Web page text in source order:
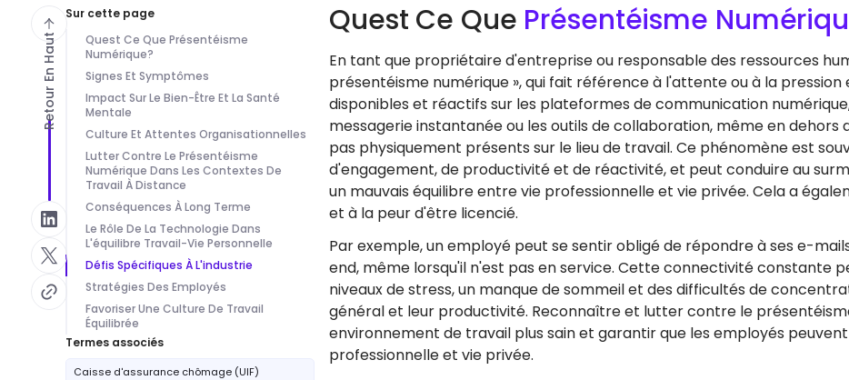
Sur cette page
Quest Ce Que Présentéisme
Numérique?
Signes Et Symptômes
Impact Sur Le Bien-Être Et La Santé
Mentale
Culture Et Attentes Organisationnelles
Lutter Contre Le Présentéisme
Numérique Dans Les Contextes De
Travail À Distance
Conséquences À Long Terme
Le Rôle De La Technologie Dans
L'équilibre Travail-Vie Personnelle
Défis Spécifiques À L'industrie
Stratégies Des Employés
Favoriser Une Culture De Travail
Équilibrée
Termes associés
Caisse d'assurance chômage (UIF)
Quest Ce Que Présentéisme
En tant que propriétaire d'entreprise ou responsable des ressources
présentéisme numérique », qui fait référence à l'attente ou à la
disponibles et réactifs sur les plateformes de communication
messagerie instantanée ou les outils de collaboration, même en dehors
pas physiquement présents sur le lieu de travail. Ce phénomène est
d'engagement, de productivité et de réactivité, et peut conduire au
un mauvais équilibre entre vie professionnelle et vie privée. Cela a
et à la peur d'être licencié.
Par exemple, un employé peut se sentir obligé de répondre à ses e-
end, même lorsqu'il n'est pas en service. Cette connectivité constante
niveaux de stress, un manque de sommeil et des difficultés de
général et leur productivité. Reconnaître et lutter contre le
environnement de travail plus sain et garantir que les employés
professionnelle et vie privée.
Retour En Haut